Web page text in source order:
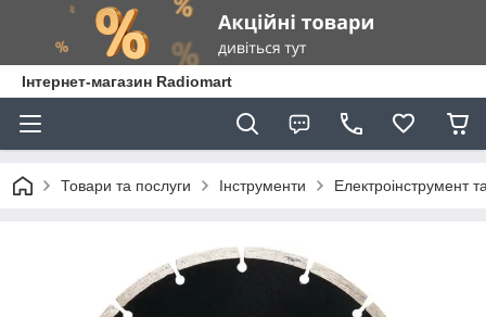
Інтернет-магазин Radiomart
Товари та послуги Інструменти Електроінструмент